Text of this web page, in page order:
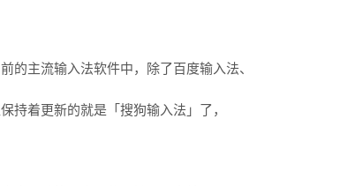
的主流输入法软件中，除了百度输入法、
持着更新的就是「搜狗输入法」了，